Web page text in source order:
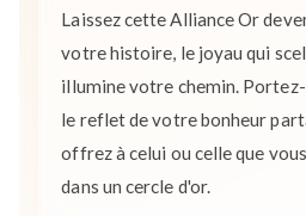
Laissez cette Alliance Or
votre histoire, le joyau qui
illumine votre chemin.
le reflet de votre bonheur
offrez à celui ou celle que
dans un cercle d'or.